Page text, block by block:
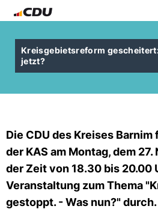
Kreisgebietsreform
jetzt?
Die CDU des Kreises
der KAS am Montag, dem
der Zeit von 18.30 bis 20.00
Veranstaltung zum Thema
gestoppt. - Was nun?"